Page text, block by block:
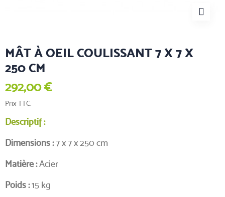
MÂT À OEIL COULISSANT 7 X 7 X
250 CM
292,00 €
Prix TTC
Descriptif :
Dimensions :7 x 7 x 250 cm
Matière :Acier
Poids :15 kg